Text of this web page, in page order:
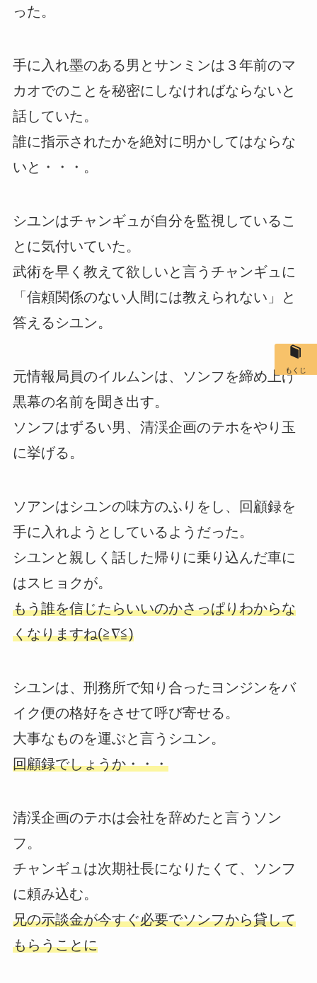
った。
手に入れ墨のある男とサンミンは３年前のマ
カオでのことを秘密にしなければならないと
話していた。
誰に指示されたかを絶対に明かしてはならな
いと・・・。
シユンはチャンギュが自分を監視しているこ
とに気付いていた。
武術を早く教えて欲しいと言うチャンギュに
「信頼関係のない人間には教えられない」と
答えるシユン。
元情報局員のイルムンは、ソンフを締め上げ
黒幕の名前を聞き出す。
ソンフはずるい男、清渓企画のテホをやり玉
に挙げる。
ソアンはシユンの味方のふりをし、回顧録を
手に入れようとしているようだった。
シユンと親しく話した帰りに乗り込んだ車に
はスヒョクが。
もう誰を信じたらいいのかさっぱりわからな
くなりますね(≧∇≦)
シユンは、刑務所で知り合ったヨンジンをバ
イク便の格好をさせて呼び寄せる。
大事なものを運ぶと言うシユン。
回顧録でしょうか・・・
清渓企画のテホは会社を辞めたと言うソン
フ。
チャンギュは次期社長になりたくて、ソンフ
に頼み込む。
兄の示談金が今すぐ必要でソンフから貸して
もらうことに
もくじ